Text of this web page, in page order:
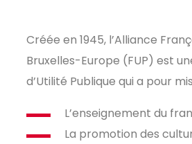
Créée en 1945, l’Alliance
Bruxelles-Europe (FUP) est
d’Utilité Publique qui a pour
L’enseignement du
La promotion des